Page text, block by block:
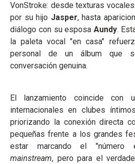
VonStroke: desde texturas
por su hijo Jasper, hasta
diálogo con su esposa Aundy.
la paleta vocal "en casa"
personal de un álbum que
conversación genuina.
El lanzamiento coincide con
internacionales en clubes
priorizando la conexión directa
pequeñas frente a los grandes
estar marcando el "número
mainstream, pero para el